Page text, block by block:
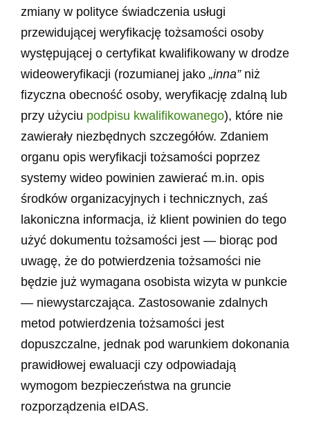
zmiany w polityce świadczenia usługi
przewidującej weryfikację tożsamości osoby
występującej o certyfikat kwalifikowany w drodze
wideoweryfikacji (rozumianej jako „inna”niż
fizyczna obecność osoby, weryfikację zdalną lub
przy użyciu podpisu kwalifikowanego), które nie
zawierały niezbędnych szczegółów. Zdaniem
organu opis weryfikacji tożsamości poprzez
systemy wideo powinien zawierać m.in. opis
środków organizacyjnych i technicznych, zaś
lakoniczna informacja, iż klient powinien do tego
użyć dokumentu tożsamości jest — biorąc pod
uwagę, że do potwierdzenia tożsamości nie
będzie już wymagana osobista wizyta w punkcie
— niewystarczająca. Zastosowanie zdalnych
metod potwierdzenia tożsamości jest
dopuszczalne, jednak pod warunkiem dokonania
prawidłowej ewaluacji czy odpowiadają
wymogom bezpieczeństwa na gruncie
rozporządzenia eIDAS.